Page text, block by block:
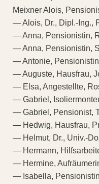
Meixner Alois,
— Alois, Dr., Dipl.-Ing.,
— Anna, Pensionistin,
— Anna, Pensionistin,
— Antonie,
— Auguste, Hausfrau,
— Elsa, Angestellte,
— Gabriel,
— Gabriel, Pensionist,
— Hedwig, Hausfrau,
— Helmut, Dr., Univ.-
— Hermann,
— Hermine,
— Isabella,